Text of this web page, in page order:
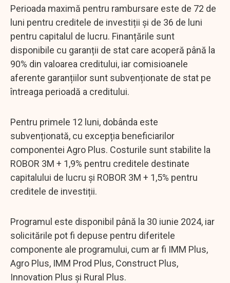
Perioada maximă pentru rambursare este de 72 de
luni pentru creditele de investiții și de 36 de luni
pentru capitalul de lucru. Finanțările sunt
disponibile cu garanții de stat care acoperă până la
90% din valoarea creditului, iar comisioanele
aferente garanțiilor sunt subvenționate de stat pe
întreaga perioadă a creditului.
Pentru primele 12 luni, dobânda este
subvenționată, cu excepția beneficiarilor
componentei Agro Plus. Costurile sunt stabilite la
ROBOR 3M + 1,9% pentru creditele destinate
capitalului de lucru și ROBOR 3M + 1,5% pentru
creditele de investiții.
Programul este disponibil până la 30 iunie 2024, iar
solicitările pot fi depuse pentru diferitele
componente ale programului, cum ar fi IMM Plus,
Agro Plus, IMM Prod Plus, Construct Plus,
Innovation Plus și Rural Plus.